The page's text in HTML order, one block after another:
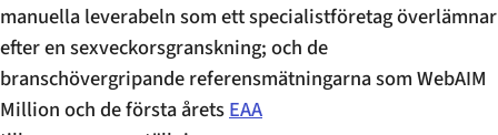
manuella leverabeln som ett specialistföretag överlämnar
efter en sexveckorsgranskning; och de
branschövergripande referensmätningarna som WebAIM
Million och de första åretsEAA